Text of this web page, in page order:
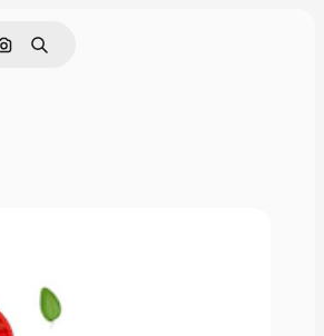
Поиск по изображению
Поиск